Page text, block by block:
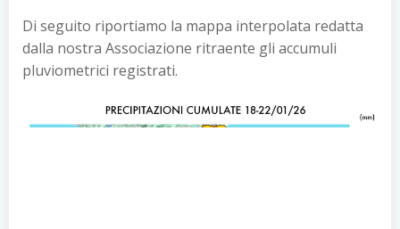
Di seguito riportiamo la mappa interpolata redatta
dalla nostra Associazione ritraente gli accumuli
pluviometrici registrati.